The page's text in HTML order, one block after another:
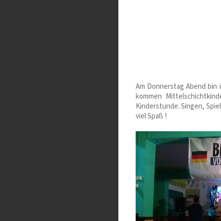
Am Donnerstag Abend
kommen
Kinderstunde. Singen,
viel Spaß !